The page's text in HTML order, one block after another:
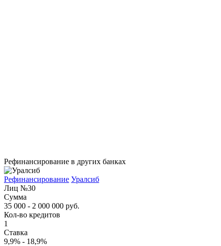
Рефинансирование в других банках
Рефинансирование Уралсиб
Лиц №30
Сумма
35 000 - 2 000 000 руб.
Кол-во кредитов
1
Ставка
9,9% - 18,9%